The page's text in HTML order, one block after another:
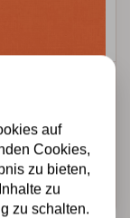
•
texture
Melon
Auf Lager
auf
Cookies,
zu bieten,
zu
zu schalten.